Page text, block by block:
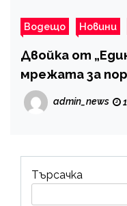
Водещо Новини
Двойка от
мрежата за
admin_news
Търсачка